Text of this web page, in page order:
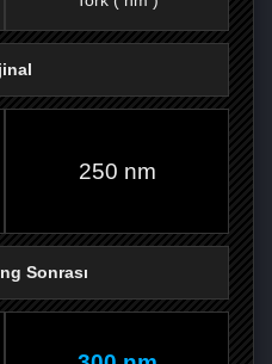
250 nm
Sonrası